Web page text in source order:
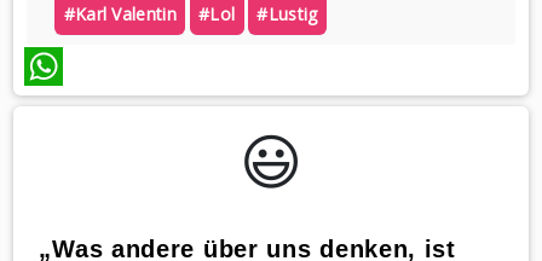
#karl Valentin #lol #lustig
WhatsApp
😃️
„Was andere über uns denken, ist